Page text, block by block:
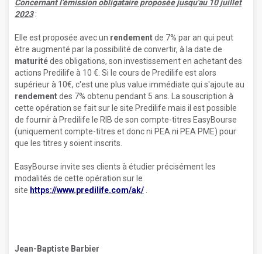
Concernant l'émission obligataire proposée jusqu'au 10 juillet
2023:
Elle est proposée avec un rendementde 7% par an qui peut
être augmenté par la possibilité de convertir, à la date de
maturitédes obligations, son investissement en achetant des
actions Predilife à 10 €. Si le cours de Predilife est alors
supérieur à 10€, c'est une plus value immédiate qui s'ajoute au
rendementdes 7% obtenu pendant 5 ans. La souscription à
cette opération se fait sur le site Predilife mais il est possible
de fournir à Predilife le RIB de son compte-titres EasyBourse
(uniquement compte-titres et donc ni PEA ni PEA PME) pour
que les titres y soient inscrits.
EasyBourse invite ses clients à étudier précisément les
modalités de cette opération sur le
site https://www.predilife.com/ak/
Jean-Baptiste Barbier